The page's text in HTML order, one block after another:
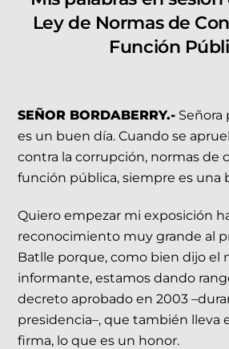
Ley de Normas de
Función
SEÑOR BORDABERRY.- Señora
es un buen día. Cuando se
contra la corrupción, normas de
función pública, siempre es una
Quiero empezar mi exposición
reconocimiento muy grande al
Batlle porque, como bien dijo el
informante, estamos dando
decreto aprobado en 2003
presidencia–, que también lleva
firma, lo que es un honor.